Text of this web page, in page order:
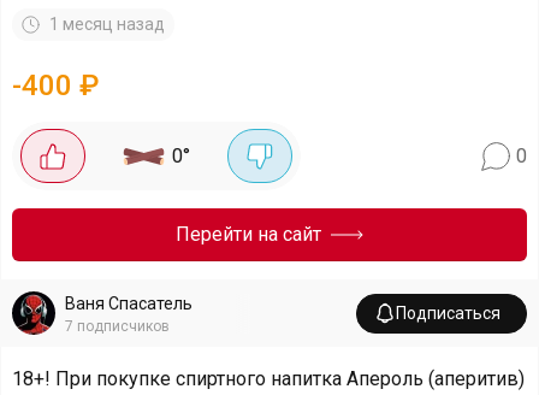
1 месяц назад
-400 ₽
0° 0
Перейти на сайт
Ваня Спасатель
7 подписчиков
Подписаться
18+! При покупке спиртного напитка Апероль (аперитив)